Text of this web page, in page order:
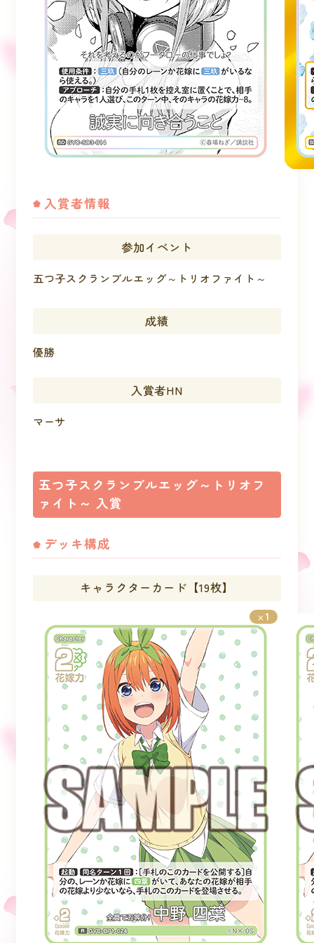
入賞者情報
参加イベント
五つ子スクランブルエッグ～トリオファイト～
成績
優勝
入賞者HN
マーサ
五つ子スクランブルエッグ～トリオフ
ァイト～ 入賞
デッキ構成
キャラクターカード【19枚】
× 1